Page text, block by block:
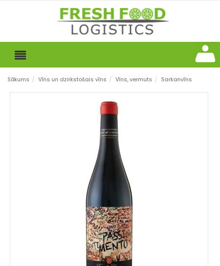
Sākums / Vīns un dzirkstošais vīns / Vīns, vermuts / Sarkanvīns